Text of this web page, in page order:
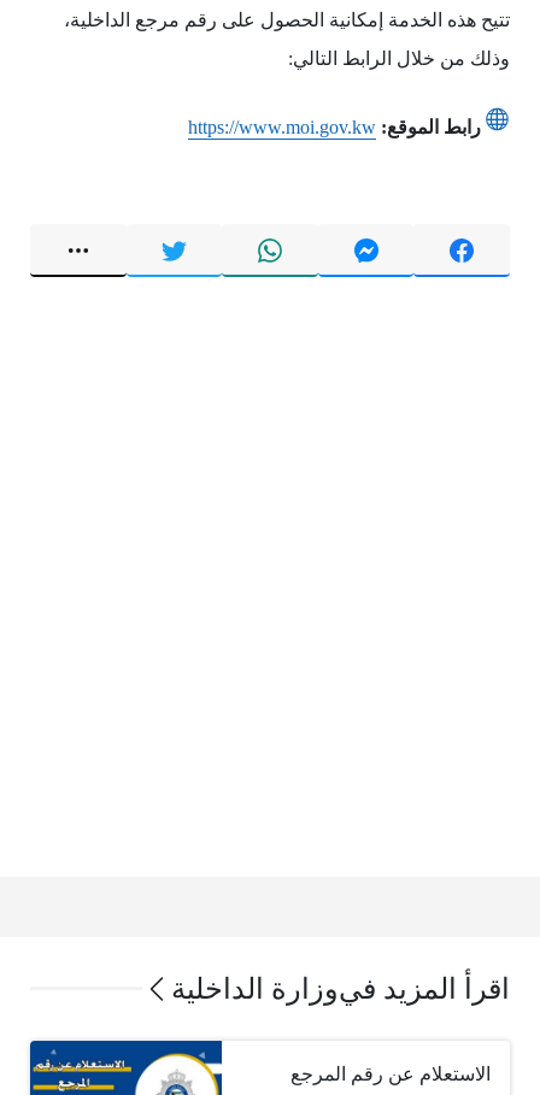
تتيح هذه الخدمة إمكانية الحصول على رقم مرجع الداخلية،
وذلك من خلال الرابط التالي:
رابط الموقع: https://www.moi.gov.kw
اقرأ المزيد فيوزارة الداخلية
الاستعلام عن رقم المرجع